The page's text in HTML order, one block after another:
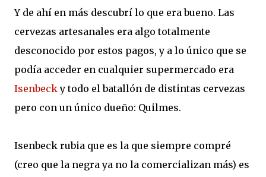
Y de ahí en más descubrí lo que era bueno. Las
cervezas artesanales era algo totalmente
desconocido por estos pagos, y a lo único que se
podía acceder en cualquier supermercado era
Isenbecky todo el batallón de distintas cervezas
pero con un único dueño: Quilmes.
Isenbeck rubia que es la que siempre compré
(creo que la negra ya no la comercializan más) es